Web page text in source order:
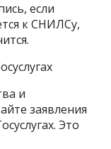
если
к СНИЛСу,
и
заявления
Это